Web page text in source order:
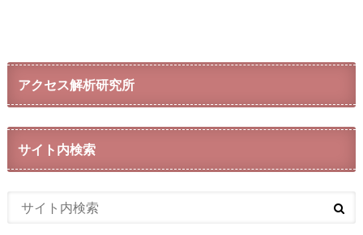
アクセス解析研究所
サイト内検索